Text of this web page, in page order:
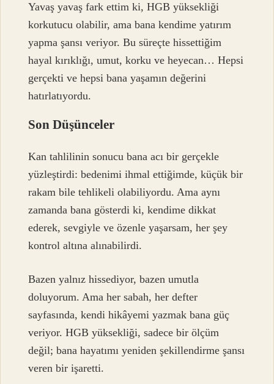
Yavaş yavaş fark ettim ki, HGB yüksekliği
korkutucu olabilir, ama bana kendime yatırım
yapma şansı veriyor. Bu süreçte hissettiğim
hayal kırıklığı, umut, korku ve heyecan… Hepsi
gerçekti ve hepsi bana yaşamın değerini
hatırlatıyordu.
Son Düşünceler
Kan tahlilinin sonucu bana acı bir gerçekle
yüzleştirdi: bedenimi ihmal ettiğimde, küçük bir
rakam bile tehlikeli olabiliyordu. Ama aynı
zamanda bana gösterdi ki, kendime dikkat
ederek, sevgiyle ve özenle yaşarsam, her şey
kontrol altına alınabilirdi.
Bazen yalnız hissediyor, bazen umutla
doluyorum. Ama her sabah, her defter
sayfasında, kendi hikâyemi yazmak bana güç
veriyor. HGB yüksekliği, sadece bir ölçüm
değil; bana hayatımı yeniden şekillendirme şansı
veren bir işaretti.